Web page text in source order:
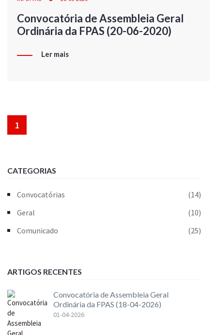
Convocatória de Assembleia Geral
Ordinária da FPAS (20-06-2020)
Ler mais
1
CATEGORIAS
Convocatórias
(14)
Geral
(10)
Comunicado
(25)
ARTIGOS RECENTES
Convocatória de Assembleia Geral
Ordinária da FPAS (18-04-2026)
01-04-2026